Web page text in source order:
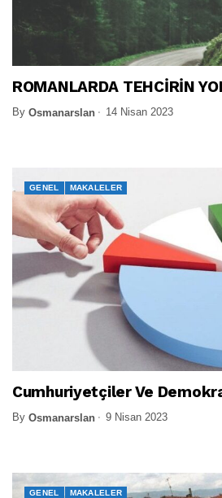
ROMANLARDA TEHCİRİN
By Osmanarslan 14 Nisan 2023
GENEL MAKALELER
Cumhuriyetçiler Ve
By Osmanarslan 9 Nisan 2023
GENEL MAKALELER